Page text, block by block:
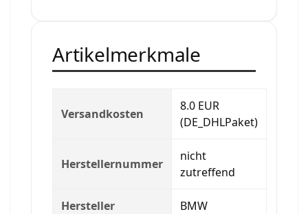
Artikelmerkmale
Versandkosten
8.0 EUR
(DE_DHLPaket)
Herstellernummer
nicht
zutreffend
Hersteller BMW